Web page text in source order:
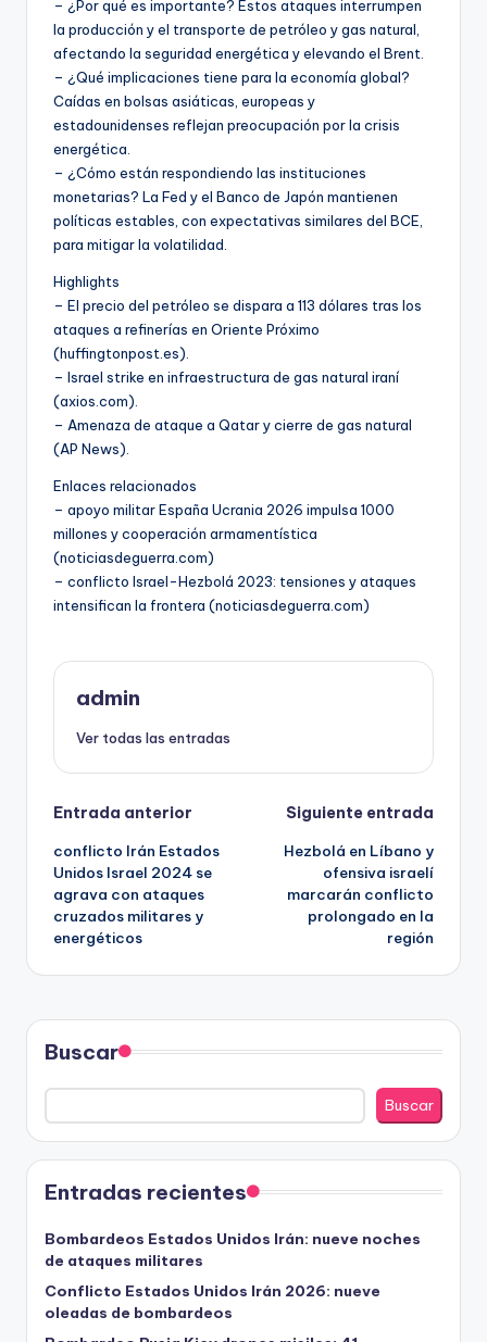
– ¿Por qué es importante? Estos ataques interrumpen
la producción y el transporte de petróleo y gas natural,
afectando la seguridad energética y elevando el Brent.
– ¿Qué implicaciones tiene para la economía global?
Caídas en bolsas asiáticas, europeas y
estadounidenses reflejan preocupación por la crisis
energética.
– ¿Cómo están respondiendo las instituciones
monetarias? La Fed y el Banco de Japón mantienen
políticas estables, con expectativas similares del BCE,
para mitigar la volatilidad.
Highlights
– El precio del petróleo se dispara a 113 dólares tras los
ataques a refinerías en Oriente Próximo
(huffingtonpost.es).
– Israel strike en infraestructura de gas natural iraní
(axios.com).
– Amenaza de ataque a Qatar y cierre de gas natural
(AP News).
Enlaces relacionados
– apoyo militar España Ucrania 2026 impulsa 1000
millones y cooperación armamentística
(noticiasdeguerra.com)
– conflicto Israel-Hezbolá 2023: tensiones y ataques
intensifican la frontera (noticiasdeguerra.com)
admin
Ver todas las entradas
Navegación
de
entradas
Entrada anterior
conflicto Irán Estados
Unidos Israel 2024 se
agrava con ataques
cruzados militares y
energéticos
Siguiente entrada
Hezbolá en Líbano y
ofensiva israelí
marcarán conflicto
prolongado en la
región
Buscar
Buscar
Entradas recientes
Bombardeos Estados Unidos Irán: nueve noches
de ataques militares
Conflicto Estados Unidos Irán 2026: nueve
oleadas de bombardeos